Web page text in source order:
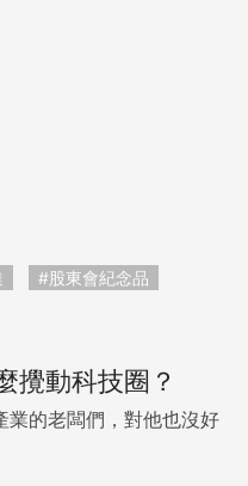
#股東會紀念品
攪動科技圈？
業的老闆們，對他也沒好